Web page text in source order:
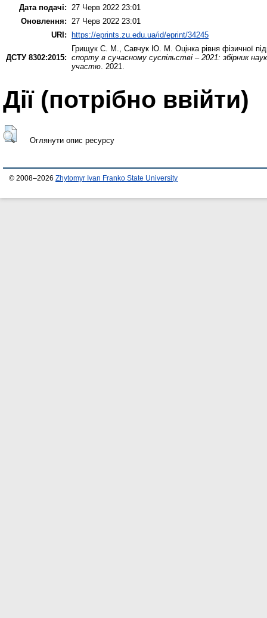
Дата подачі: 27 Черв 2022 23:01
Оновлення: 27 Черв 2022 23:01
URI:
https://eprints.zu.edu.ua/id/eprint/34245
ДСТУ 8302:2015:
Грищук С. М., Савчук Ю. М. Оцінка рівня фізичної
спорту в сучасному суспільстві – 2021: збірник
участю. 2021.
Дії ​​(потрібно ввійти)
Оглянути опис ресурсу
© 2008–2026 Zhytomyr Ivan Franko State University